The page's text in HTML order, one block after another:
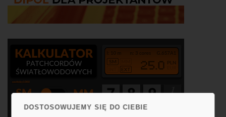
DOSTOSOWUJEMY SIĘ DO CIEBIE